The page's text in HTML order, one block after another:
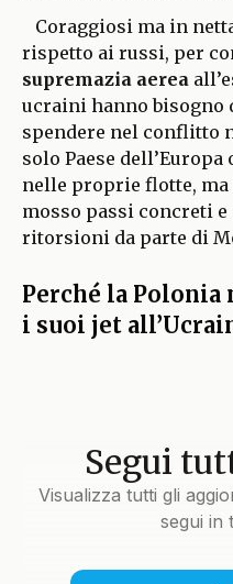
Coraggiosi ma in
rispetto ai russi, per
supremazia aerea
ucraini hanno bisogno
spendere nel conflitto
solo Paese
nelle proprie flotte, ma
mosso passi concreti
ritorsioni da parte di
Perché la
i suoi jet
Segui
Visualizza tutti gli
segui in